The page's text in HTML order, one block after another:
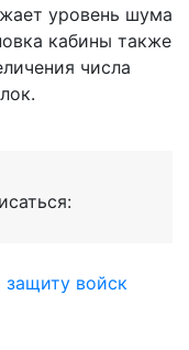
уровень шума
кабины также
числа
защиту войск